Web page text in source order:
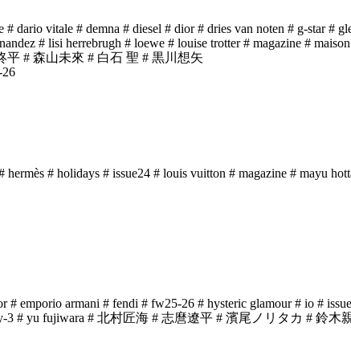
# dario vitale # demna # diesel # dior # dries van noten # g-star #
# lisi herrebrugh # loewe # louise trotter # magazine #
平 # 森山未來 # 白石 聖 # 黒川想矢
hermès # holidays # issue24 # louis vuitton # magazine # mayu
# emporio armani # fendi # fw25-26 # hysteric glamour # io #
3 # yu fujiwara # 北村匠海 # 志麿遼平 # 濱尾ノリタカ # 鈴木